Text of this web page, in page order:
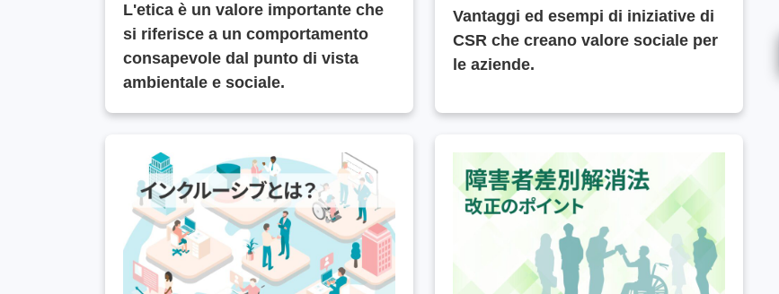
L'etica è un valore importante che
si riferisce a un comportamento
consapevole dal punto di vista
ambientale e sociale.
Vantaggi ed esempi di iniziative di
CSR che creano valore sociale per
le aziende.